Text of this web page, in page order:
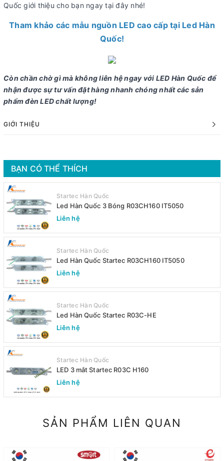
Quốc giới thiệu cho bạn ngay tại đây nhé!
Tham khảo các mẫu nguồn LED cao cấp tại Led Hàn
Quốc!
Còn chần chờ gì mà không liên hệ ngay với LED Hàn Quốc để
nhận được sự tư vấn đặt hàng nhanh chóng nhất các sản
phẩm đèn LED chất lượng!
GIỚI THIỆU
BẠN CÓ THỂ THÍCH
Startec Hàn Quốc
Led Hàn Quốc 3 Bóng R03CH160 IT5050
Liên hệ
Startec Hàn Quốc
Led Hàn Quốc Startec R03CH160 IT5050
Liên hệ
Startec Hàn Quốc
Led Hàn Quốc Startec R03C-HE
Liên hệ
Startec Hàn Quốc
LED 3 mắt Startec R03C H160
Liên hệ
SẢN PHẨM LIÊN QUAN